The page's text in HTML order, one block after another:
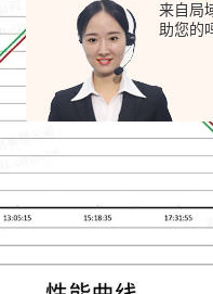
来自局
助您的